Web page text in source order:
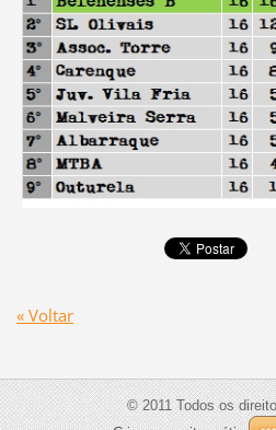
« Voltar
© 2011 Todos os